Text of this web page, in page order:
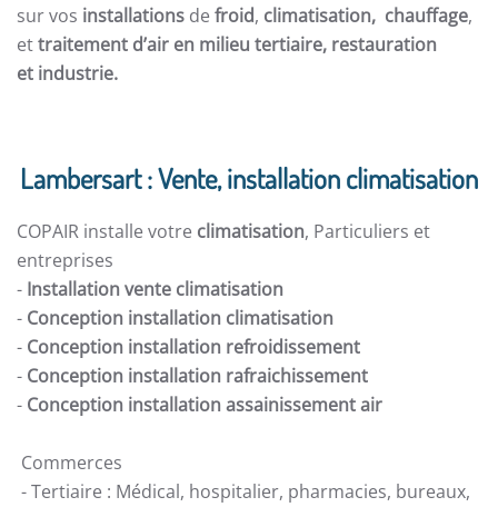
sur vos installations de froid, climatisation, chauffage,
ettraitement d’air en milieu tertiaire, restauration
et industrie.
Lambersart : Vente, installation climatisation
COPAIR installe votre climatisation, Particuliers et
entreprises
- Installation vente climatisation
- Conception installation climatisation
- Conception installation refroidissement
- Conception installation rafraichissement
- Conception installation assainissement air
Commerces
- Tertiaire : Médical, hospitalier, pharmacies, bureaux,